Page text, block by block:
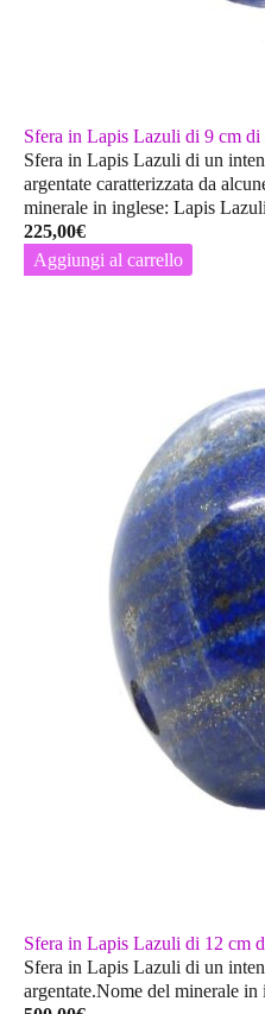
Sfera in Lapis Lazuli di 9 cm di
Sfera in Lapis Lazuli di un
argentate caratterizzata da
minerale in inglese: Lapis Lazuli
225,00€
Aggiungi al carrello
Sfera in Lapis Lazuli di 12 cm
Sfera in Lapis Lazuli di un
argentate.Nome del minerale